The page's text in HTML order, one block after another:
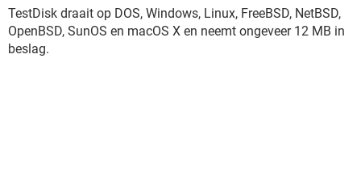
TestDisk draait op DOS, Windows, Linux, FreeBSD, NetBSD,
OpenBSD, SunOS en macOS X en neemt ongeveer 12 MB in
beslag.